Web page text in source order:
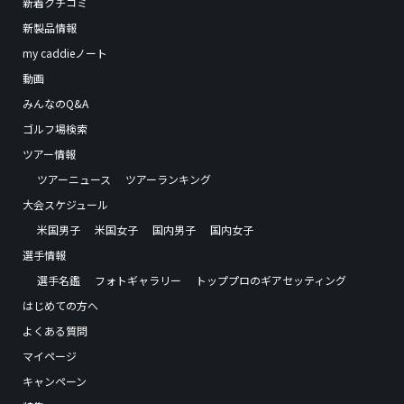
新製品情報
my caddieノート
動画
みんなのQ&A
ゴルフ場検索
ツアー情報
ツアーニュース
ツアーランキング
大会スケジュール
米国男子
米国女子 国内男子
国内女子
選手情報
選手名鑑
フォトギャラリー
トッププロのギアセッティング
はじめての方へ
よくある質問
マイページ
キャンペーン